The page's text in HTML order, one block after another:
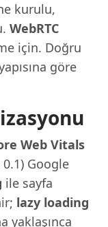
kurulu,
WebRTC
için. Doğru
göre
Web Vitals
0.1) Google
ile sayfa
lazy loading
yaklaşınca